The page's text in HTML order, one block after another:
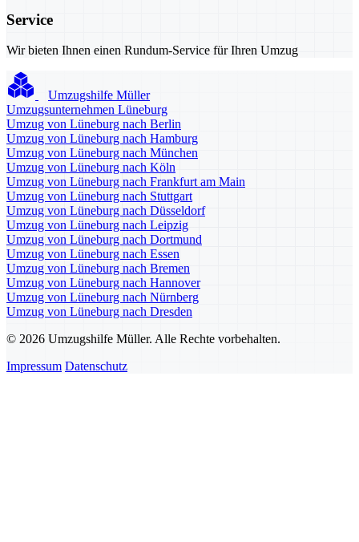
Service
Wir bieten Ihnen einen Rundum-Service für Ihren Umzug
Umzugshilfe Müller
Umzugsunternehmen Lüneburg
Umzug von Lüneburg nach Berlin
Umzug von Lüneburg nach Hamburg
Umzug von Lüneburg nach München
Umzug von Lüneburg nach Köln
Umzug von Lüneburg nach Frankfurt am Main
Umzug von Lüneburg nach Stuttgart
Umzug von Lüneburg nach Düsseldorf
Umzug von Lüneburg nach Leipzig
Umzug von Lüneburg nach Dortmund
Umzug von Lüneburg nach Essen
Umzug von Lüneburg nach Bremen
Umzug von Lüneburg nach Hannover
Umzug von Lüneburg nach Nürnberg
Umzug von Lüneburg nach Dresden
© 2026 Umzugshilfe Müller. Alle Rechte vorbehalten.
Impressum Datenschutz